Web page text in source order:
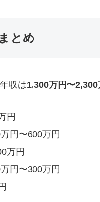
とめ
収は1,300万円〜2,300
円
円〜600万円
万円
円〜300万円